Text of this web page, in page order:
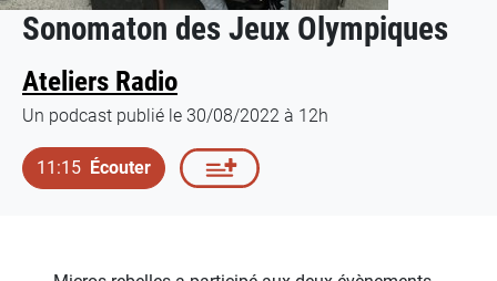
Sonomaton des Jeux Olympiques
Ateliers Radio
Un podcast publié le 30/08/2022 à 12h
11:15 Écouter